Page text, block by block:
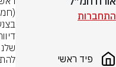
התחברות
פיד ראשי